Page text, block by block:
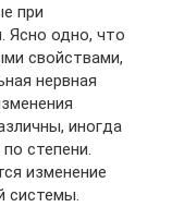
при
Ясно одно, что
свойствами,
нервная
иногда
степени.
изменение
системы.